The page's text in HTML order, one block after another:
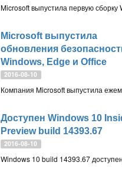
Microsoft выпустила
обновления
Windows, Edge и Office
2016-08-10
Доступен Windows 10
Preview build 14393.67
2016-08-10